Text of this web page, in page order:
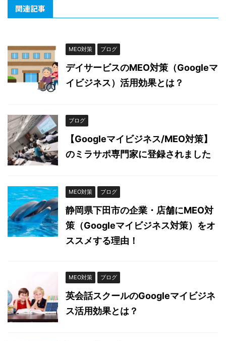
関連記事
MEO対策 ブログ
デイサービスのMEO対策（Googleマ
イビジネス）活用効果とは？
ブログ
【Googleマイビジネス/MEO対策】
のミラサポ専門家に登録されました
MEO対策 ブログ
静岡県下田市の企業・店舗にMEO対
策（Googleマイビジネス対策）をオ
ススメする理由！
MEO対策 ブログ
英会話スクールのGoogleマイビジネ
ス活用効果とは？